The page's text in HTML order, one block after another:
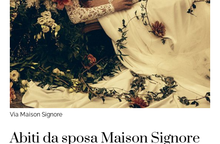
Via Maison Signore
Abiti da sposa Maison Signore